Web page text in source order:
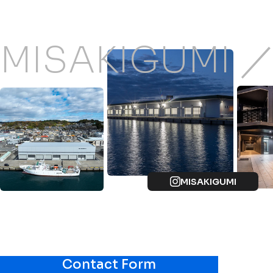
MISAKIGUMI
MISAKIGUMI
Contact Form